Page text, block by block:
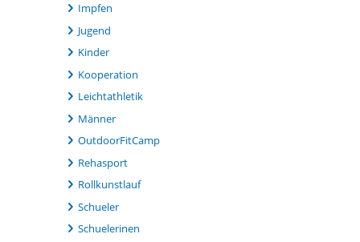
Impfen
Jugend
Kinder
Kooperation
Leichtathletik
Männer
OutdoorFitCamp
Rehasport
Rollkunstlauf
Schueler
Schuelerinen